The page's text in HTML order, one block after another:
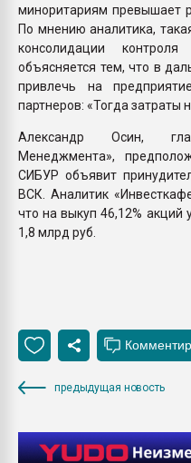
миноритариям превышает
По мнению аналитика,
консолидации
объясняется тем, что в
привлечь на
партнеров: «Тогда затраты
Александр Осин,
Менеджмента»,
СИБУР объявит
ВСК. Аналитик
что на выкуп 46,12% акций
1,8 млрд руб.
предыдущая новость